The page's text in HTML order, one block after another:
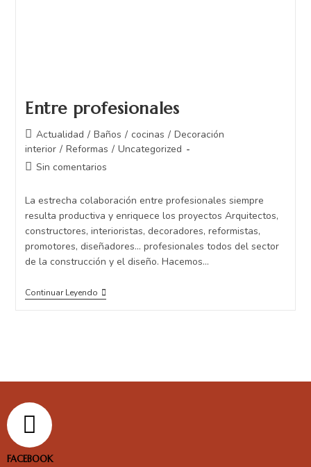
Entre profesionales
Actualidad / Baños / cocinas / Decoración
interior / Reformas / Uncategorized
Sin comentarios
La estrecha colaboración entre profesionales siempre
resulta productiva y enriquece los proyectos Arquitectos,
constructores, interioristas, decoradores, reformistas,
promotores, diseñadores... profesionales todos del sector
de la construcción y el diseño. Hacemos…
Continuar Leyendo
FACEBOOK